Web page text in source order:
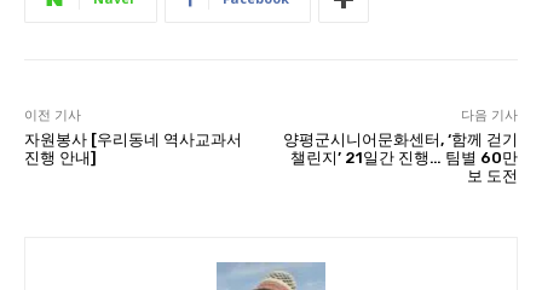
이전 기사
자원봉사 [우리동네 역사교과서
진행 안내]
다음 기사
양평군시니어문화센터, ‘함께 걷기
챌린지’ 21일간 진행… 팀별 60만
보 도전